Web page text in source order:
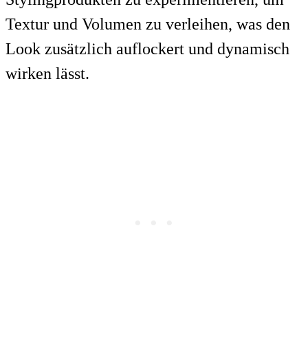
Textur und Volumen zu verleihen, was den
Look zusätzlich auflockert und dynamisch
wirken lässt.